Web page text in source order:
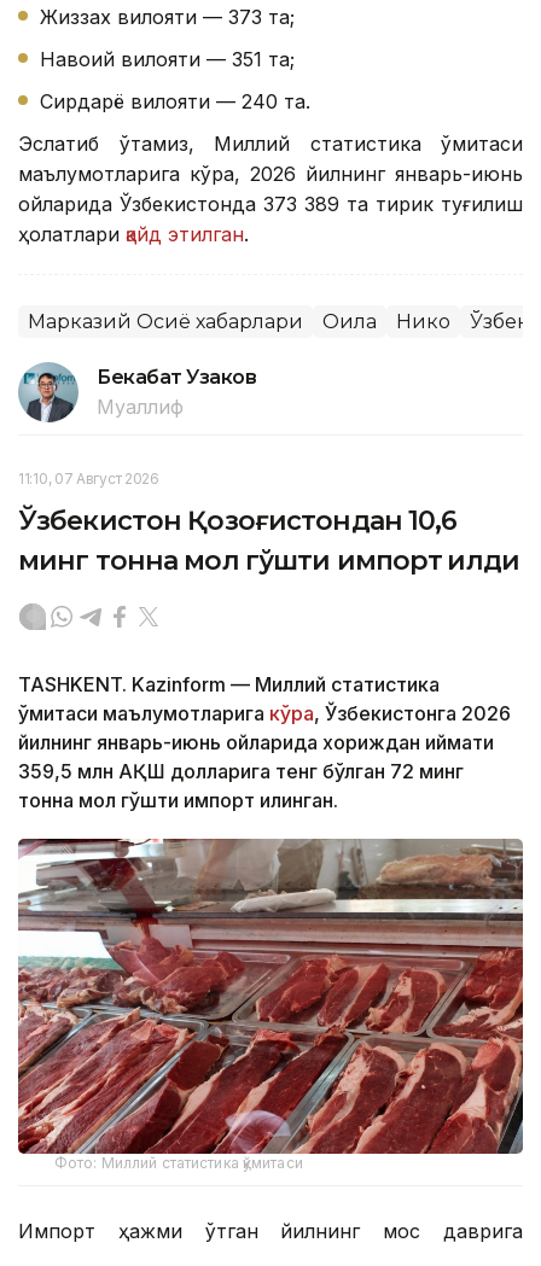
Жиззах вилояти — 373 та;
Навоий вилояти — 351 та;
Сирдарё вилояти — 240 та.
Эслатиб ўтамиз, Миллий статистика қўмитаси
маълумотларига кўра, 2026 йилнинг январь-июнь
ойларида Ўзбекистонда 373 389 та тирик туғилиш
ҳолатлари қайд этилган.
Марказий Осиё хабарлари Оила Никоҳ
Бекабат Узаков
Муаллиф
11:10, 07 Август 2026
Ўзбекистон Қозоғистондан 10,6
минг тонна мол гўшти импорт қилди
TASHKENT. Kazinform — Миллий статистика
қўмитаси маълумотларига кўра, Ўзбекистонга 2026
йилнинг январь-июнь ойларида хориждан қиймати
359,5 млн АҚШ долларига тенг бўлган 72 минг
тонна мол гўшти импорт қилинган.
Фото: Миллий статистика қўмитаси
Импорт ҳажми ўтган йилнинг мос даврига